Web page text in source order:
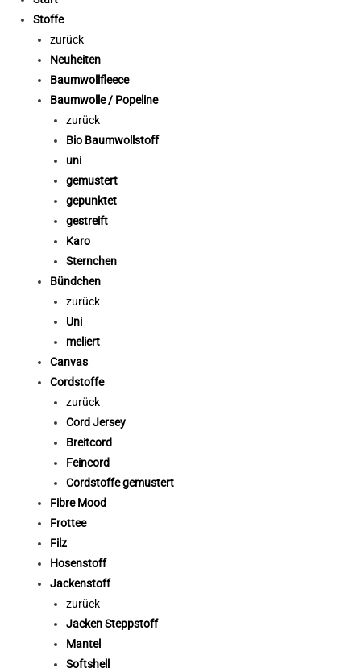
Stoffe
zurück
Neuheiten
Baumwollfleece
Baumwolle / Popeline
zurück
Bio Baumwollstoff
uni
gemustert
gepunktet
gestreift
Karo
Sternchen
Bündchen
zurück
Uni
meliert
Canvas
Cordstoffe
zurück
Cord Jersey
Breitcord
Feincord
Cordstoffe gemustert
Fibre Mood
Frottee
Filz
Hosenstoff
Jackenstoff
zurück
Jacken Steppstoff
Mantel
Softshell